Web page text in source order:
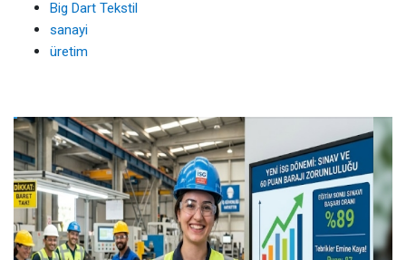
Big Dart Tekstil
sanayi
üretim